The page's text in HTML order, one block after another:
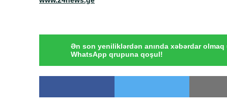
Ən son yeniliklərdən anında xəbərdar
WhatsApp qrupuna qoşul!